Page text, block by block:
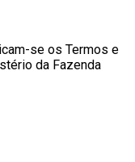
se os Termos e
da Fazenda